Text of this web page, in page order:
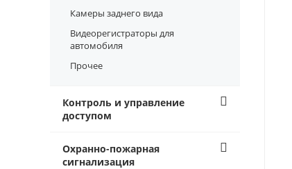
Камеры заднего вида
Видеорегистраторы для
автомобиля
Прочее
Контроль и управление
доступом
Охранно-пожарная
сигнализация